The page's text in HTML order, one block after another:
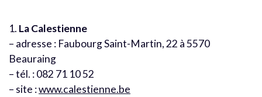
1. La Calestienne
– adresse : Faubourg Saint-Martin, 22 à 5570
Beauraing
– tél. : 082 71 10 52
– site :www.calestienne.be